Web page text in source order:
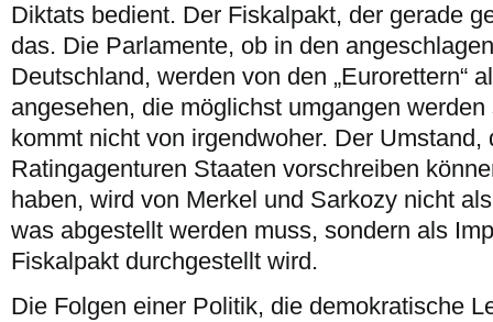
Diktats bedient. Der Fiskalpakt, der gerade
das. Die Parlamente, ob in den
Deutschland, werden von den „Eurorettern“
angesehen, die möglichst umgangen
kommt nicht von irgendwoher. Der Umstand,
Ratingagenturen Staaten vorschreiben
haben, wird von Merkel und Sarkozy nicht
was abgestellt werden muss, sondern als
Fiskalpakt durchgestellt wird.
Die Folgen einer Politik, die demokratische